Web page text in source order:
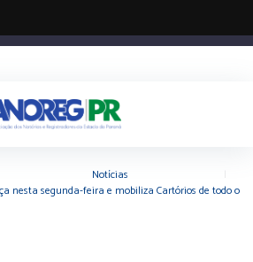
Notícias
nesta segunda-feira e mobiliza Cartórios de todo o